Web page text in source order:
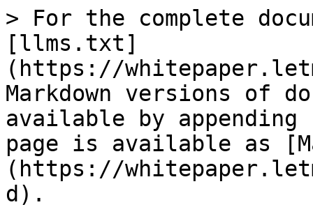
> For the complete
[llms.txt]
(https://
Markdown versions of
available by
page is available as
(https://
d).